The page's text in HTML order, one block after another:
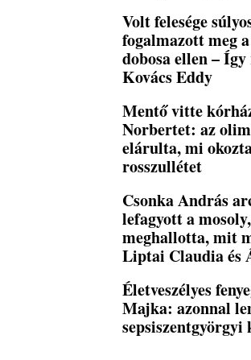
Volt felesége
fogalmazott meg
dobosa ellen –
Kovács Eddy
Mentő vitte
Norbertet: az
elárulta, mi
rosszullétet
Csonka András
lefagyott a
meghallotta, mit
Liptai Claudia és
Életveszélyes
Majka: azonnal